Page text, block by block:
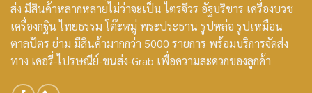
ส่ง มีสินค้าหลากหลายไม่ว่าจะเป็น ไตรจีวร อัฐบริขาร เครื่องบวช
เครื่องกฐิน ไทยธรรม โต๊ะหมู่ พระประธาน รูปหล่อ รูปเหมือน
ตาลปัตร ย่าม มีสินค้ามากกว่า 5000 รายการ พร้อมบริการจัดส่ง
ทาง เคอรี่-ไปรษณีย์-ขนส่ง-Grab เพื่อความสะดวกของลูกค้า